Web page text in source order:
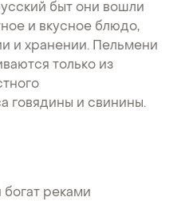
быт они вошли
и вкусное блюдо,
и хранении. Пельмени
только из
говядины и свинины.
реками